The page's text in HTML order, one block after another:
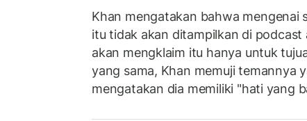
Khan mengatakan bahwa mengenai
itu tidak akan ditampilkan di podcast
akan mengklaim itu hanya untuk
yang sama, Khan memuji temannya
mengatakan dia memiliki "hati yang